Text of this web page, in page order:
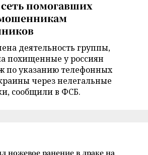
помогавших
деятельность группы,
похищенные у россиян
по указанию телефонных
через нелегальные
сообщили в ФСБ.
ножевое ранение в драке на